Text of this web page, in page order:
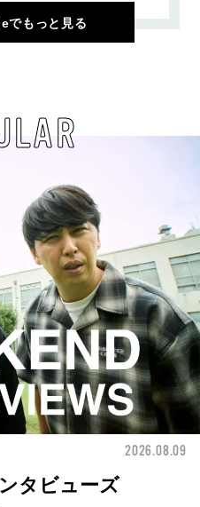
でもっと見る
2026.08.09
タビューズ